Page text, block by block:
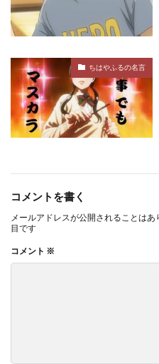
ちはやふるの名言
コメントを書く
メールアドレスが公開されることはあ
目です
コメント ※